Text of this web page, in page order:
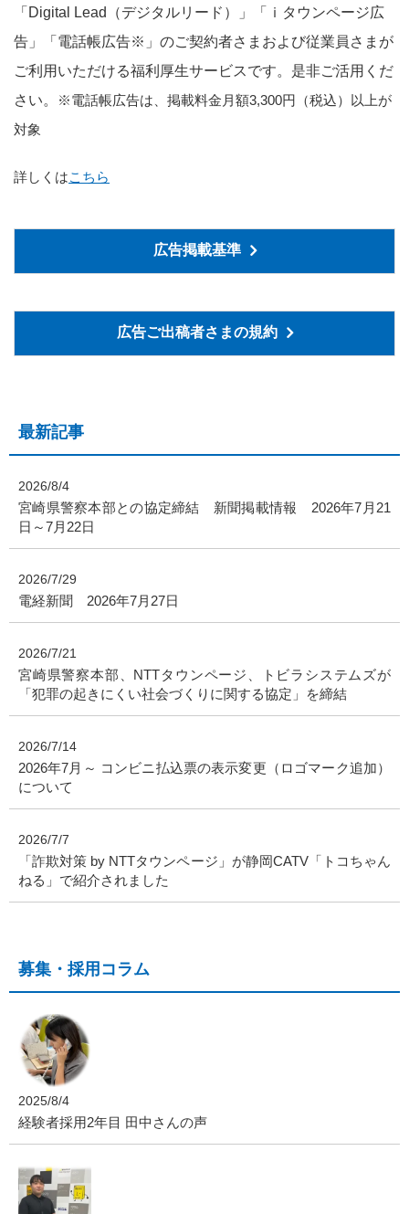
「Digital Lead（デジタルリード）」「ｉタウンページ広
告」「電話帳広告※」のご契約者さまおよび従業員さまが
ご利用いただける福利厚生サービスです。是非ご活用くだ
さい。
※電話帳広告は、掲載料金月額3,300円（税込）以上が
対象
詳しくはこちら
広告掲載基準
広告ご出稿者さまの規約
最新記事
2026/8/4
宮崎県警察本部との協定締結 新聞掲載情報 2026年7月21
日～7月22日
2026/7/29
電経新聞 2026年7月27日
2026/7/21
宮崎県警察本部、NTTタウンページ、トビラシステムズが
「犯罪の起きにくい社会づくりに関する協定」を締結
2026/7/14
2026年7月～ コンビニ払込票の表示変更（ロゴマーク追加）
について
2026/7/7
「詐欺対策 by NTTタウンページ」が静岡CATV「トコちゃん
ねる」で紹介されました
募集・採用コラム
2025/8/4
経験者採用2年目 田中さんの声